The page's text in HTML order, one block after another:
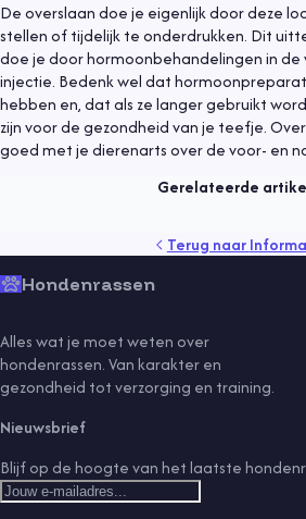
De overslaan doe je eigenlijk door deze
stellen of tijdelijk te onderdrukken. Dit
doe je door hormoonbehandelingen in de
injectie. Bedenk wel dat
hebben en, dat als ze langer gebruikt
zijn voor de gezondheid van je teefje.
goed met je dierenarts over de voor- en
Gerelateerde
trainingvaccinatiesverzorgingvlooien
Informatief 6 juli 2021
Hond uit asiel, waar moet je op letten?
Terug naar
Hondenrassen
Alles wat je moet weten over
hondenrassen. Van karakter en
gezondheid tot verzorging en training.
Nieuwsbrief
Blijf op de hoogte van het laatste